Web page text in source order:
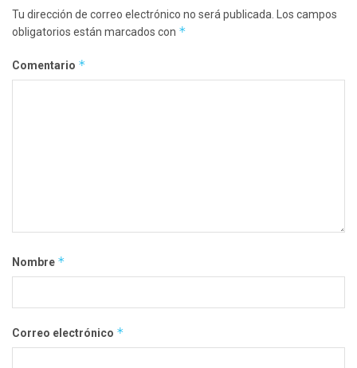
Tu dirección de correo electrónico no será publicada. Los campos
obligatorios están marcados con *
Comentario *
Nombre *
Correo electrónico *